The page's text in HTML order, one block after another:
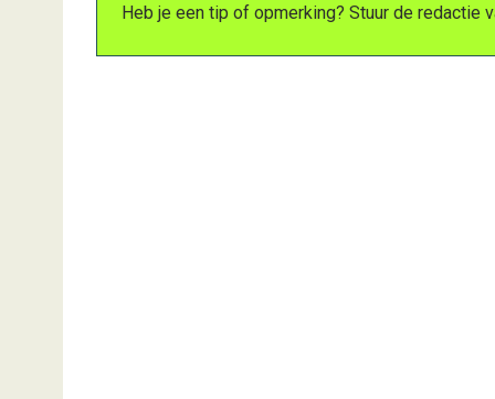
Heb je een tip of opmerking? Stuur de redactie